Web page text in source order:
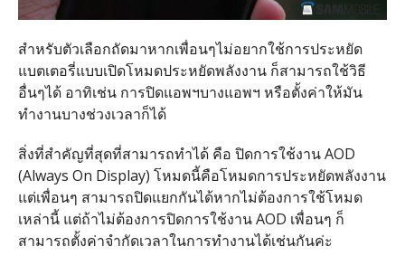
สำหรับตัวเลือกถัดมาหากเพื่อนๆไม่อยากใช้การประหยัด
แบตเตอรี่แบบเปิดโหมดประหยัดพลังงาน ก็สามารถใช้วิธี
อื่นๆได้ อาทิเช่น การปิดแอพฯบางแอพฯ หรือตั้งค่าให้มัน
ทำงานบางช่วงเวลาก็ได้
สิ่งที่สำคัญที่สุดที่สามารถทำได้ คือ ปิดการใช้งาน AOD
(Always On Display) โหมดนี้คือโหมดการประหยัดพลังงาน
แต่เพื่อนๆ สามารถปิดแยกกันได้หากไม่ต้องการใช้โหมด
เหล่านี้ แต่ถ้าไม่ต้องการปิดการใช้งาน AOD เพื่อนๆ ก็
สามารถตั้งค่าจำกัดเวลาในการทำงานได้เช่นกันค่ะ